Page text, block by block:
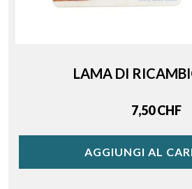
LAMA DI
Price
7,50 CHF
AGGIUNGI AL